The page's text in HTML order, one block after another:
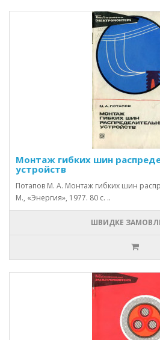
Монтаж гибких шин
устройств
Потапов М. А. Монтаж гибких шин
М., «Энергия», 1977. 80 с. ..
ШВИДКЕ